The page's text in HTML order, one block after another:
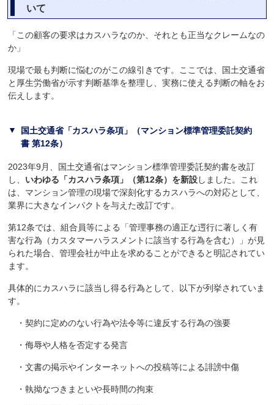
いて
「この顧客の要求はカスハラなのか、それとも正当なクレームなの
か」
現場で最も判断に悩むのがこの線引きです。ここでは、国土交通省
と厚生労働省が示す判断基準を整理し、実務に使える判断の軸をお
伝えします。
国土交通省「カスハラ条項」（マンション標準管理委託契約
書 第12条）
2023年9月、国土交通省はマンション標準管理委託契約書を改訂
し、 いわゆる「カスハラ条項」（第12条）を新設しました。これ
は、マンション管理の現場で深刻化するカスハラへの対応として、
業界に大きなインパクトを与えた改訂です。
第12条では、組合員等による「管理事務の適正な遌行に著しく有
害な行為（カスタマーハラスメントに該当する行為を含む）」が見
られた場合、管理会社が中止を求めることができると明記されてい
ます。
具体的にカスハラに該当し得る行為として、以下が列挙されていま
す。
・契約に定めのない行為や法令等に違反する行為の強要
・侮辱や人格を否定する発言
・文書の掲示やインターネットへの投稿等による誹謗中傷
・執拗なつきまといや長時間の拘束